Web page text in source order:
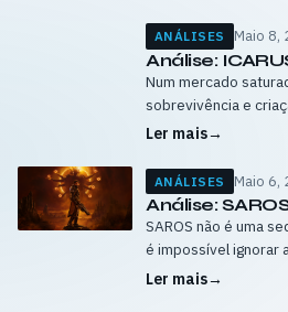
ANÁLISES Maio 8,
Análise:
Num mercado
sobrevivência e
tarefa quase
recursos, construir
Ler mais→
ANÁLISES Maio 6,
Análise:
SAROS não é uma
é impossível ignorar
Housemarque pega
Ler mais→